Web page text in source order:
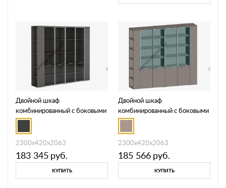
Двойной шкаф
комбинированный с боковыми
стеллажами JNO938.ANT
2300x420x2063
183 345 руб.
КУПИТЬ
Двойной шкаф
комбинированный с боковыми
стеллажами JNO937.U727
2300x420x2063
185 566 руб.
КУПИТЬ